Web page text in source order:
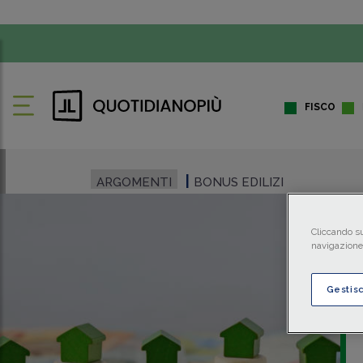
FISCO
ARGOMENTI BONUS EDILIZI
Cliccando